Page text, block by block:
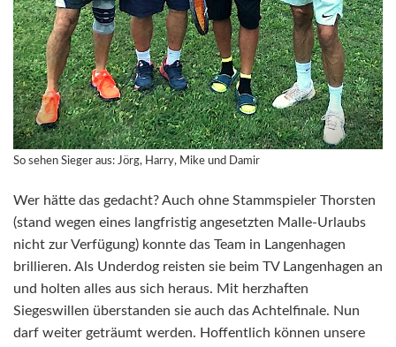
So sehen Sieger aus: Jörg, Harry, Mike und Damir
Wer hätte das gedacht? Auch ohne Stammspieler Thorsten
(stand wegen eines langfristig angesetzten Malle-Urlaubs
nicht zur Verfügung) konnte das Team in Langenhagen
brillieren. Als Underdog reisten sie beim TV Langenhagen an
und holten alles aus sich heraus. Mit herzhaften
Siegeswillen überstanden sie auch das Achtelfinale. Nun
darf weiter geträumt werden. Hoffentlich können unsere